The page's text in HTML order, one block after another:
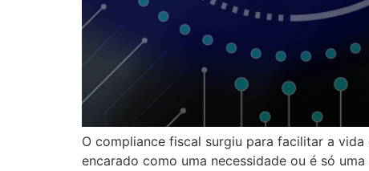
O compliance fiscal surgiu para facilitar a
encarado como uma necessidade ou é só